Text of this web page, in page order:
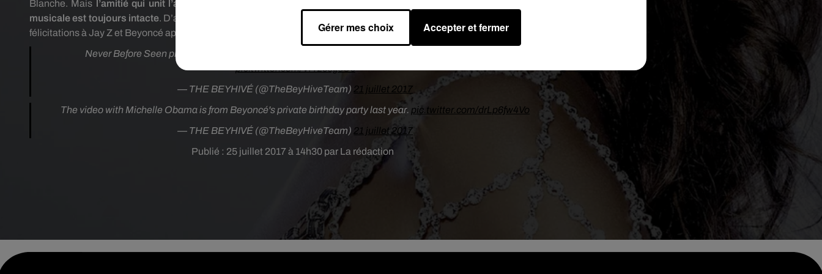
Publié : 25 juillet 2017 à 14h30 par La rédaction
Blanche. Mais l’amitié qui unit l’ancien couple présidentiel des États-Unis et le couple le plus glamour de l’industrie
musicale est toujours intacte. D’ailleurs, on devine que Michelle et Barack Obama ont envoyé un chaleureux message de
félicitations à Jay Z et Beyoncé après la naissance de leurs jumeaux Rumi et Sir Carter le 13 juin dernier.
Never Before Seen private footage of Beyoncé, Solange & Michelle Obama!
pic.twitter.com/VrTz6sgsUc
— THE BEYHIVÉ (@TheBeyHiveTeam) 21 juillet 2017
The video with Michelle Obama is from Beyoncé's private birthday party last year. pic.twitter.com/drLp6fw4Vo
— THE BEYHIVÉ (@TheBeyHiveTeam) 21 juillet 2017
Gérer mes choix Accepter et fermer